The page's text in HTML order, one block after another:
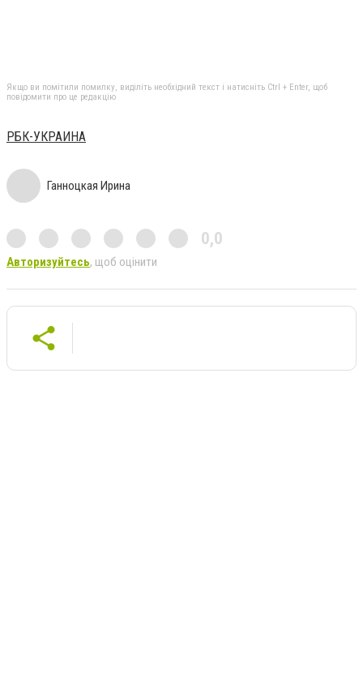
Якщо ви помітили помилку, виділіть необхідний текст і натисніть Ctrl + Enter, щоб
повідомити про це редакцію
РБК-УКРАИНА
Ганноцкая Ирина
0,0
Авторизуйтесь, щоб оцінити